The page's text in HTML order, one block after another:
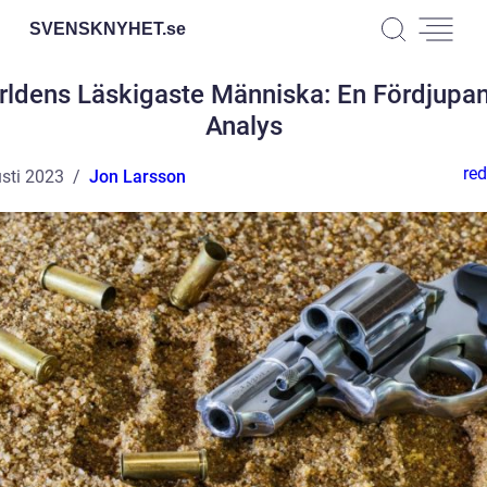
SVENSKNYHET.se
Läskigaste Människa: En
Analys
2023 Jon Larsson